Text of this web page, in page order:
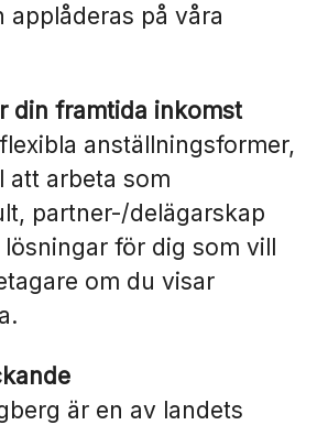
applåderas på våra
din framtida inkomst
anställningsformer,
att arbeta som
partner-/delägarskap
för dig som vill
om du visar
är en av landets